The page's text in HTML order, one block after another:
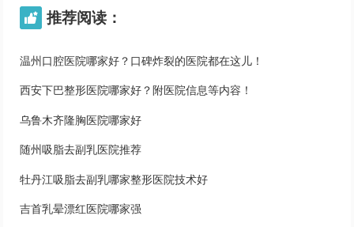
 推荐阅读：
温州口腔医院哪家好？口碑炸裂的医院都在这儿！
西安下巴整形医院哪家好？附医院信息等内容！
乌鲁木齐隆胸医院哪家好
随州吸脂去副乳医院推荐
牡丹江吸脂去副乳哪家整形医院技术好
吉首乳晕漂红医院哪家强